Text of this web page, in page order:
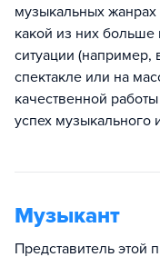
музыкальных жанрах
какой из них
ситуации (например,
спектакле или на
качественной
успех музыкального
Музыкант
Представитель этой